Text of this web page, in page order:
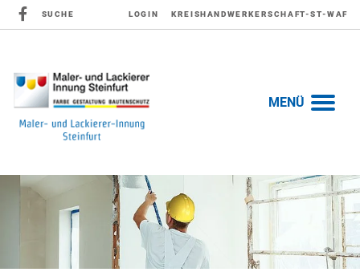
SUCHE LOGIN KREISHANDWERKERSCHAFT-ST-WAF
MENÜ